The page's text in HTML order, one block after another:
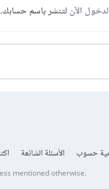
الآنلتنشر باسم حسابك.
حسوب الأسئلة الشائعة
mentioned otherwise.